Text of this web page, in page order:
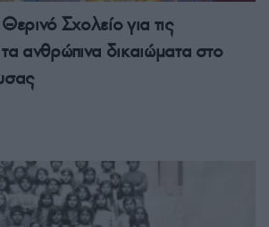
Σχολείο για τις
τα ανθρώπινα δικαιώματα στο